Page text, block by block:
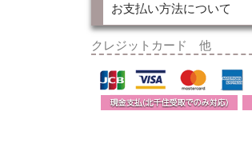
お支払い方法について
クレジットカード 他